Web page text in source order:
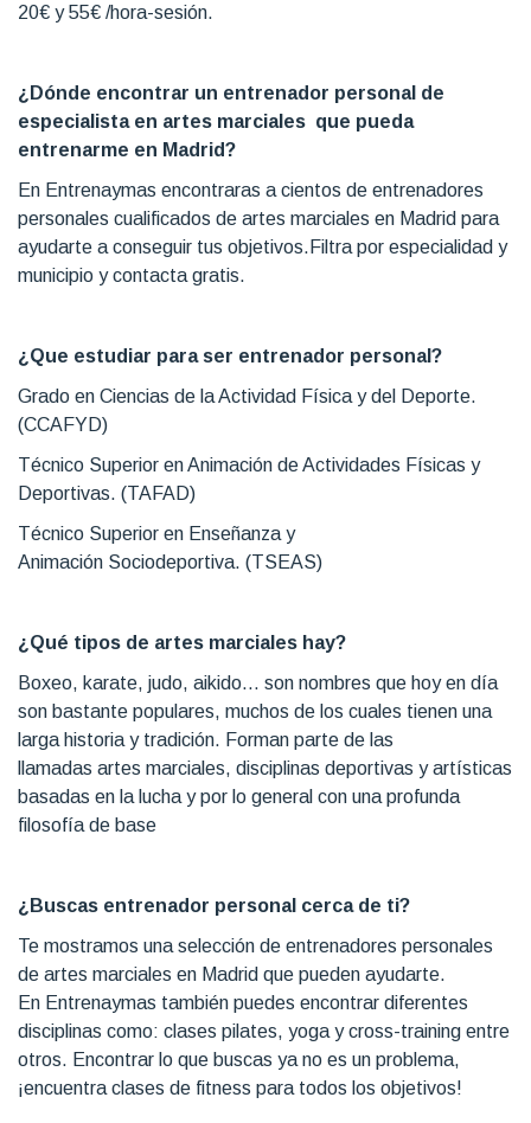
20€ y 55€ /hora-sesión.
¿Dónde encontrar un entrenador personal de
especialista en artes marciales que pueda
entrenarme en Madrid?
En Entrenaymas encontraras a cientos de entrenadores
personales cualificados de artes marciales en Madrid para
ayudarte a conseguir tus objetivos.Filtra por especialidad y
municipio y contacta gratis.
¿Que estudiar para ser entrenador personal?
Grado en Ciencias de la Actividad Física y del Deporte.
(CCAFYD)
Técnico Superior en Animación de Actividades Físicas y
Deportivas. (TAFAD)
Técnico Superior en Enseñanza y
Animación Sociodeportiva. (TSEAS)
¿Qué tipos de artes marciales hay?
Boxeo, karate, judo, aikido… son nombres que hoy en día
son bastante populares, muchos de los cuales tienen una
larga historia y tradición. Forman parte de las
llamadas artes marciales, disciplinas deportivas y artísticas
basadas en la lucha y por lo general con una profunda
filosofía de base
¿Buscas entrenador personal cerca de ti?
Te mostramos una selección de entrenadores personales
de artes marciales en Madrid que pueden ayudarte.
En Entrenaymas también puedes encontrar diferentes
disciplinas como: clases pilates, yoga y cross-training entre
otros. Encontrar lo que buscas ya no es un problema,
¡encuentra clases de fitness para todos los objetivos!